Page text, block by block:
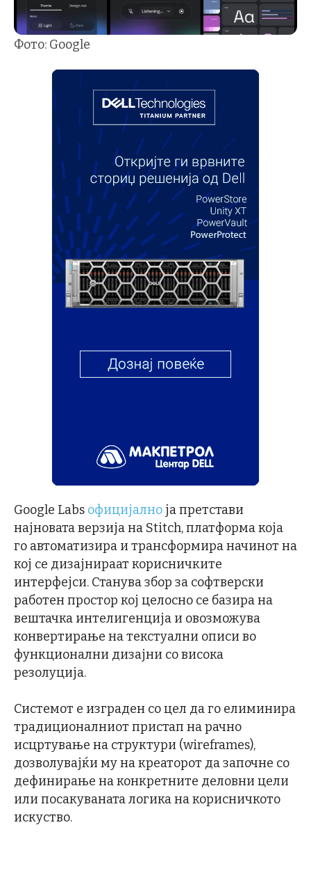
Фото: Google
Google Labs официјално ја претстави
најновата верзија на Stitch, платформа која
го автоматизира и трансформира начинот на
кој се дизајнираат корисничките
интерфејси. Станува збор за софтверски
работен простор кој целосно се базира на
вештачка интелигенција и овозможува
конвертирање на текстуални описи во
функционални дизајни со висока
резолуција.
Системот е изграден со цел да го елиминира
традиционалниот пристап на рачно
исцртување на структури (wireframes),
дозволувајќи му на креаторот да започне со
дефинирање на конкретните деловни цели
или посакуваната логика на корисничкото
искуство.